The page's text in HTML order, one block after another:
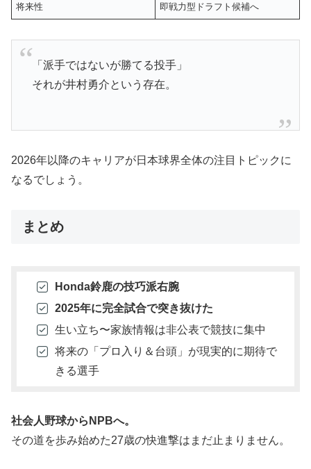
将来性 即戦力型ドラフト候補へ
「派手ではないが勝てる投手」
それが井村勇介という存在。
2026年以降のキャリアが日本球界全体の注目トピックに
なるでしょう。
まとめ
Honda鈴鹿の技巧派右腕
2025年に完全試合で突き抜けた
生い立ち〜家族情報は非公表で競技に集中
将来の「プロ入り＆台頭」が現実的に期待で
きる選手
社会人野球からNPBへ。
その道を歩み始めた27歳の快進撃はまだ止まりません。